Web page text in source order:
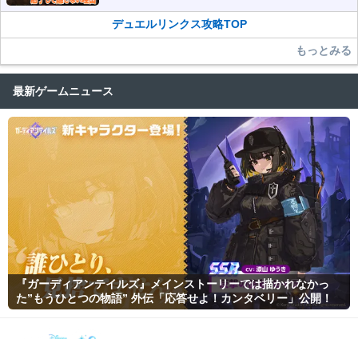
デュエルリンクス攻略TOP
もっとみる
最新ゲームニュース
『ガーディアンテイルズ』メインストーリーでは描かれなかっ
た”もうひとつの物語” 外伝「応答せよ！カンタベリー」公開！